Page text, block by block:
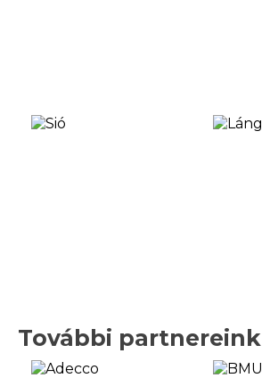
További partnereink